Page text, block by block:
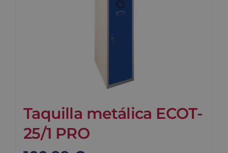
Taquilla metálica ECOT-
25/1 PRO